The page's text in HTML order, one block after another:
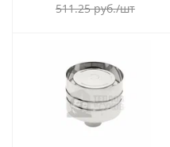
511.25руб./шт